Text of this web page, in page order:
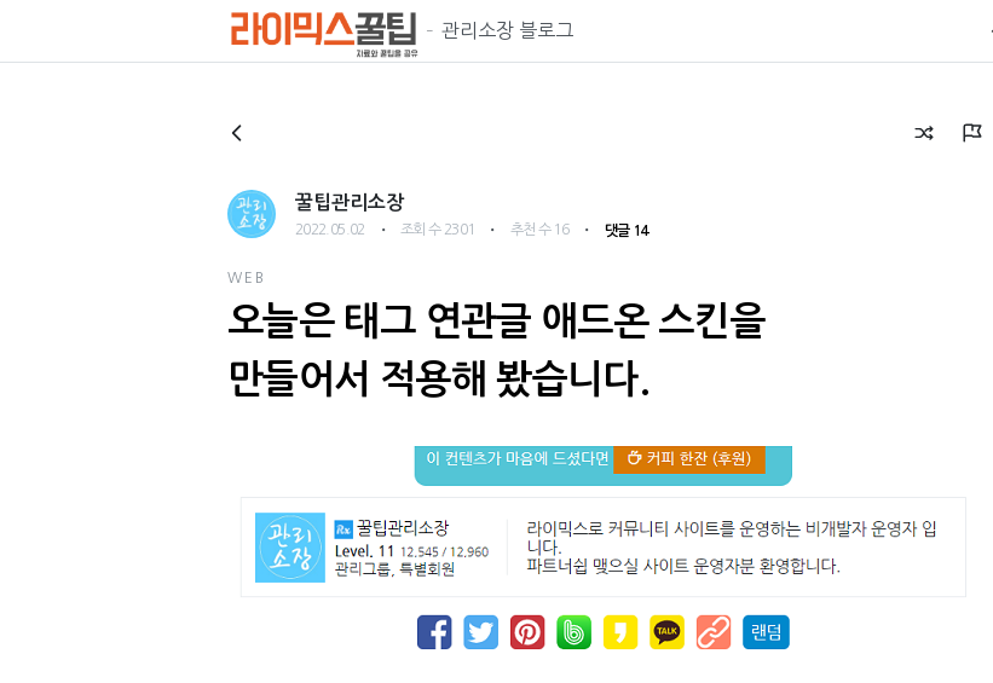
관리소장 블로그
꿀팁관리소장
2022.05.02 ・ 조회 수 2301 ・ 추천 수 16 ・ 댓글 14
WEB
오늘은 태그 연관글 애드온 스킨을
만들어서 적용해 봤습니다.